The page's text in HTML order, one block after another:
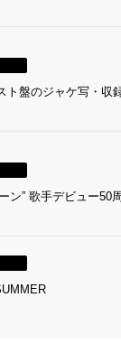
ト盤のジャケ写・収
ン” 歌手デビュー